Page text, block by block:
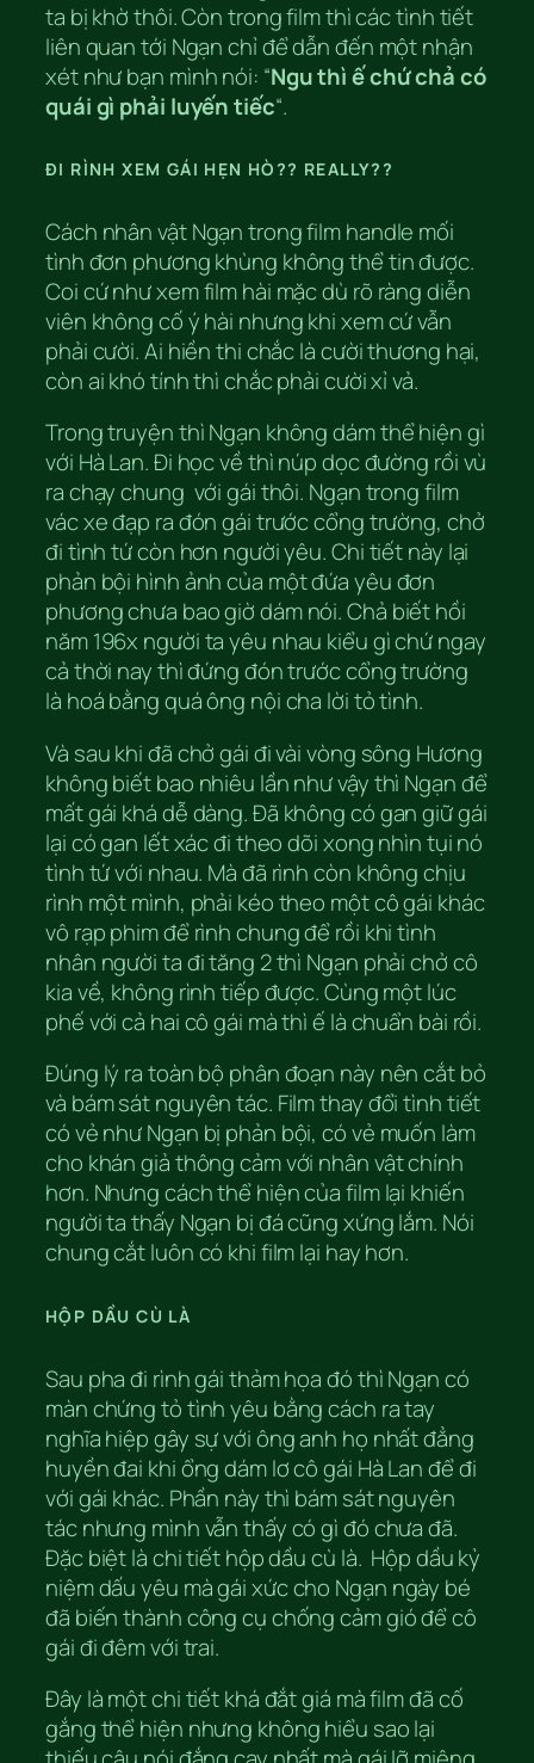
ta bị khờ thôi. Còn trong film thì các tình tiết
liên quan tới Ngạn chỉ để dẫn đến một nhận
xét như bạn mình nói: “Ngu thì ế chứ chả có
quái gì phải luyến tiếc“.
ĐI RÌNH XEM GÁI HẸN HÒ?? REALLY??
Cách nhân vật Ngạn trong film handle mối
tình đơn phương khùng không thể tin được.
Coi cứ như xem film hài mặc dù rõ ràng diễn
viên không cố ý hài nhưng khi xem cứ vẫn
phải cười. Ai hiền thi chắc là cười thương hại,
còn ai khó tính thì chắc phải cười xỉ vả.
Trong truyện thì Ngạn không dám thể hiện gì
với Hà Lan. Đi học về thì núp dọc đường rồi vù
ra chạy chung với gái thôi. Ngạn trong film
vác xe đạp ra đón gái trước cổng trường, chở
đi tình tứ còn hơn người yêu. Chi tiết này lại
phản bội hình ảnh của một đứa yêu đơn
phương chưa bao giờ dám nói. Chả biết hồi
năm 196x người ta yêu nhau kiểu gì chứ ngay
cả thời nay thì đứng đón trước cổng trường
là hoá bằng quá ông nội cha lời tỏ tình.
Và sau khi đã chở gái đi vài vòng sông Hương
không biết bao nhiêu lần như vậy thì Ngạn để
mất gái khá dễ dàng. Đã không có gan giữ gái
lại có gan lết xác đi theo dõi xong nhìn tụi nó
tình tứ với nhau. Mà đã rình còn không chịu
rình một mình, phải kéo theo một cô gái khác
vô rạp phim để rình chung để rồi khi tình
nhân người ta đi tăng 2 thì Ngạn phải chở cô
kia về, không rình tiếp được. Cùng một lúc
phế với cả hai cô gái mà thì ế là chuẩn bài rồi.
Đúng lý ra toàn bộ phân đoạn này nên cắt bỏ
và bám sát nguyên tác. Film thay đổi tình tiết
có vẻ như Ngạn bị phản bội, có vẻ muốn làm
cho khán giả thông cảm với nhân vật chính
hơn. Nhưng cách thể hiện của film lại khiến
người ta thấy Ngạn bị đá cũng xứng lắm. Nói
chung cắt luôn có khi film lại hay hơn.
HỘP DẦU CÙ LÀ
Sau pha đi rình gái thảm họa đó thì Ngạn có
màn chứng tỏ tình yêu bằng cách ra tay
nghĩa hiệp gây sự với ông anh họ nhất đẳng
huyền đai khi ổng dám lơ cô gái Hà Lan để đi
với gái khác. Phần này thì bám sát nguyên
tác nhưng mình vẫn thấy có gì đó chưa đã.
Đặc biệt là chi tiết hộp dầu cù là. Hộp dầu kỷ
niệm dấu yêu mà gái xức cho Ngạn ngày bé
đã biến thành công cụ chống cảm gió để cô
gái đi đêm với trai.
Đây là một chi tiết khá đắt giá mà film đã cố
gắng thể hiện nhưng không hiểu sao lại